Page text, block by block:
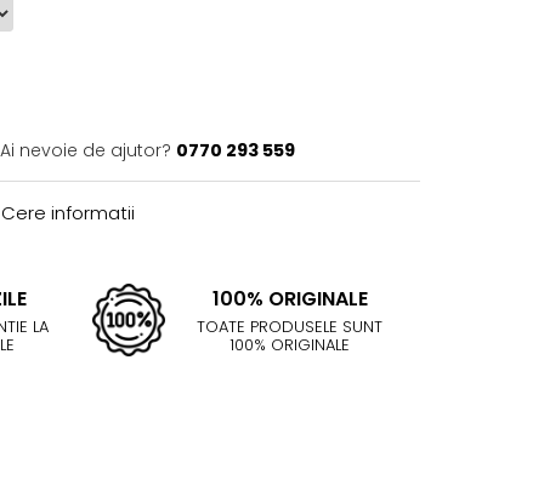
Ai nevoie de ajutor? 0770 293 559
informatii
LA
100% ORIGINALE
TOATE PRODUSELE SUNT
100% ORIGINALE